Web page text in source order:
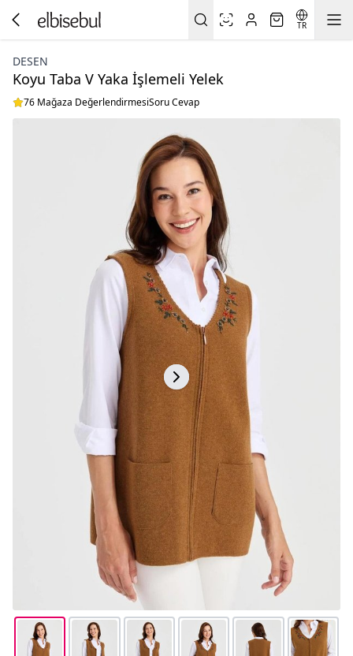
TR
DESEN
Koyu Taba V Yaka İşlemeli Yelek
76 Mağaza DeğerlendirmesiSoru Cevap